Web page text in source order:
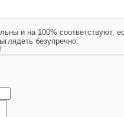
и на 100% соответствуют,
безупречно.